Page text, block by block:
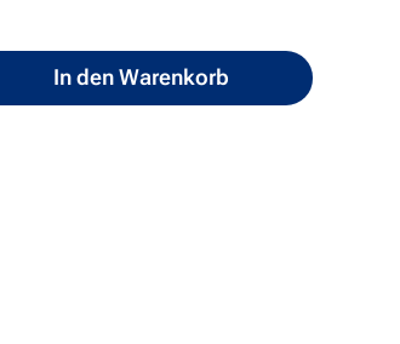
gewünschten Wert ein
In den Warenkorb